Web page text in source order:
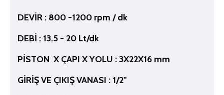
DEVİR : 800 -1200 rpm / dk
DEBİ : 13.5 - 20 Lt/dk
PİSTON X ÇAPI X YOLU : 3X22X16 mm
GİRİŞ VE ÇIKIŞ VANASI : 1/2''